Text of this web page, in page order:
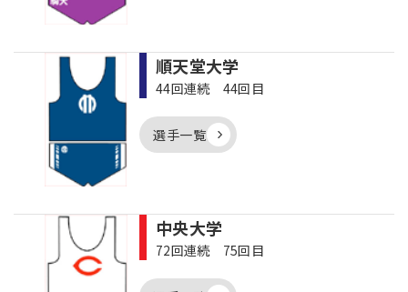
順天堂大学
44回連続 44回目
選手一覧
中央大学
72回連続 75回目